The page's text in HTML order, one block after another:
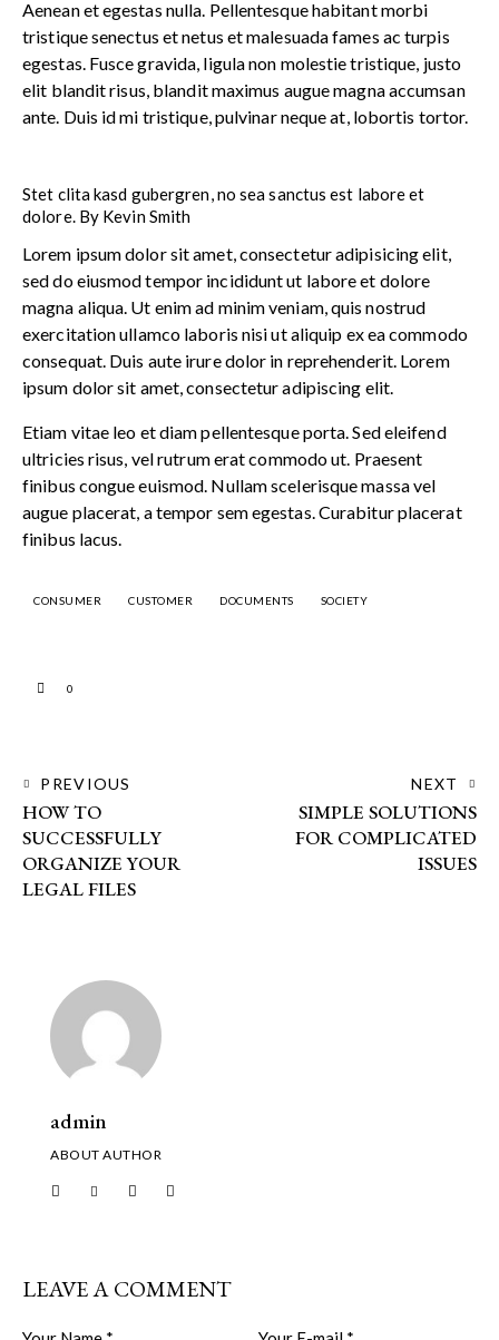
Aenean et egestas nulla. Pellentesque habitant morbi
tristique senectus et netus et malesuada fames ac turpis
egestas. Fusce gravida, ligula non molestie tristique, justo
elit blandit risus, blandit maximus augue magna accumsan
ante. Duis id mi tristique, pulvinar neque at, lobortis tortor.
Stet clita kasd gubergren, no sea sanctus est labore et
dolore. By Kevin Smith
Lorem ipsum dolor sit amet, consectetur adipisicing elit,
sed do eiusmod tempor incididunt ut labore et dolore
magna aliqua. Ut enim ad minim veniam, quis nostrud
exercitation ullamco laboris nisi ut aliquip ex ea commodo
consequat. Duis aute irure dolor in reprehenderit. Lorem
ipsum dolor sit amet, consectetur adipiscing elit.
Etiam vitae leo et diam pellentesque porta. Sed eleifend
ultricies risus, vel rutrum erat commodo ut. Praesent
finibus congue euismod. Nullam scelerisque massa vel
augue placerat, a tempor sem egestas. Curabitur placerat
finibus lacus.
CONSUMER CUSTOMER DOCUMENTS SOCIETY
0
PREVIOUS
HOW TO
SUCCESSFULLY
ORGANIZE YOUR
LEGAL FILES
NEXT
SIMPLE SOLUTIONS
FOR COMPLICATED
ISSUES
admin
ABOUT AUTHOR
LEAVE A COMMENT